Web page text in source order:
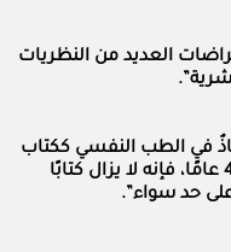
العديد من النظريات
في الطب النفسي ككتاب
أكاديمي للعلاج النفسي منذ أكثر من 40 عامًا، فإنه لا يزال كتابًا
حد سواء”.